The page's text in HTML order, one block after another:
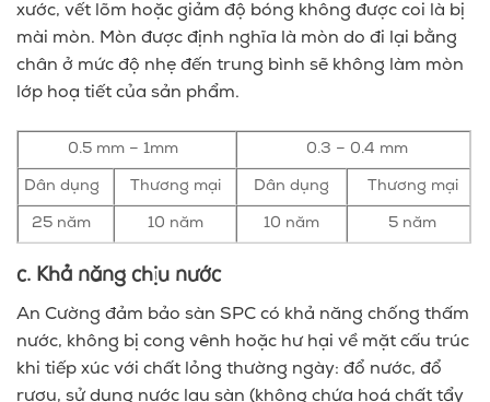
xước, vết lõm hoặc giảm độ bóng không được coi là bị
mài mòn. Mòn được định nghĩa là mòn do đi lại bằng
chân ở mức độ nhẹ đến trung bình sẽ không làm mòn
lớp hoạ tiết của sản phẩm.
0.5 mm – 1mm 0.3 – 0.4 mm
Dân dụng Thương mại Dân dụng Thương mại
25 năm 10 năm 10 năm 5 năm
c. Khả năng chịu nước
An Cường đảm bảo sàn SPC có khả năng chống thấm
nước, không bị cong vênh hoặc hư hại về mặt cấu trúc
khi tiếp xúc với chất lỏng thường ngày: đổ nước, đổ
rượu, sử dụng nước lau sàn (không chứa hoá chất tẩy